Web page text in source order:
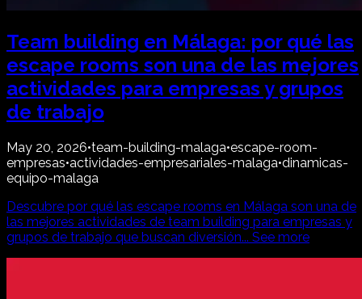
Team building en Málaga: por qué las
escape rooms son una de las mejores
actividades para empresas y grupos
de trabajo
May 20, 2026•team-building-malaga•escape-room-
empresas•actividades-empresariales-malaga•dinamicas-
equipo-malaga
Descubre por qué las escape rooms en Málaga son una de
las mejores actividades de team building para empresas y
grupos de trabajo que buscan diversión... See more